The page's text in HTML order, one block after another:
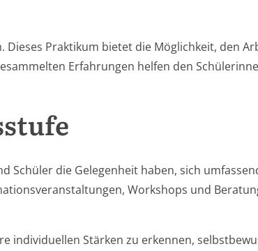
Praktikum bietet die Möglichkeit, den
Erfahrungen helfen den
die Gelegenheit haben, sich
Workshops und
Stärken zu erkennen,